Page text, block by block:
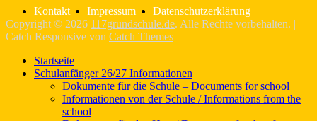
Kontakt Impressum
Datenschutzerklärung
Copyright © 2026 117grundschule.de. Alle Rechte vorbehalten. |
Catch Responsive von Catch Themes
oben
scrollen
Startseite
Schulanfänger 26/27 Informationen
Dokumente für die Schule – Documents for school
Informationen von der Schule / Informations from the
school